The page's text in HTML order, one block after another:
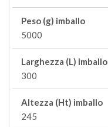
Peso (g) imballo
5000
Larghezza (L) imballo
300
Altezza (Ht) imballo
245